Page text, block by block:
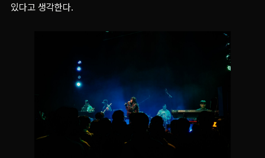
있다고 생각한다.